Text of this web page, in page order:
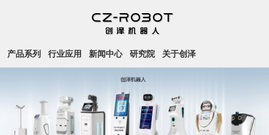
产品系列 行业应用 新闻中心 研究院 关于创泽